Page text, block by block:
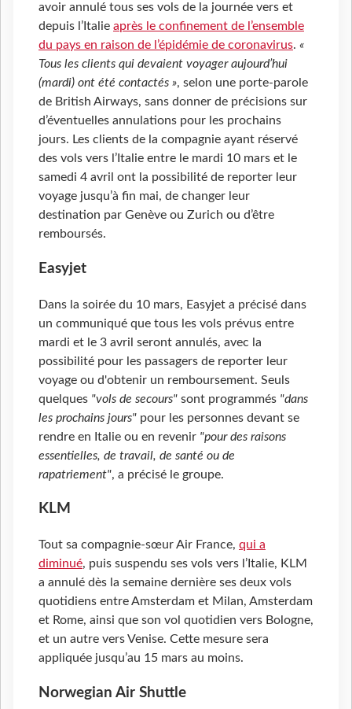
avoir annulé tous ses vols de la journée vers et
depuis l’Italie après le confinement de l’ensemble
du pays en raison de l’épidémie de coronavirus. «
Tous les clients qui devaient voyager aujourd’hui
(mardi) ont été contactés », selon une porte-parole
de British Airways, sans donner de précisions sur
d’éventuelles annulations pour les prochains
jours. Les clients de la compagnie ayant réservé
des vols vers l’Italie entre le mardi 10 mars et le
samedi 4 avril ont la possibilité de reporter leur
voyage jusqu’à fin mai, de changer leur
destination par Genève ou Zurich ou d’être
remboursés.
Easyjet
Dans la soirée du 10 mars, Easyjet a précisé dans
un communiqué que tous les vols prévus entre
mardi et le 3 avril seront annulés, avec la
possibilité pour les passagers de reporter leur
voyage ou d'obtenir un remboursement. Seuls
quelques "vols de secours" sont programmés "dans
les prochains jours" pour les personnes devant se
rendre en Italie ou en revenir "pour des raisons
essentielles, de travail, de santé ou de
rapatriement", a précisé le groupe.
KLM
Tout sa compagnie-sœur Air France, qui a
diminué, puis suspendu ses vols vers l’Italie, KLM
a annulé dès la semaine dernière ses deux vols
quotidiens entre Amsterdam et Milan, Amsterdam
et Rome, ainsi que son vol quotidien vers Bologne,
et un autre vers Venise. Cette mesure sera
appliquée jusqu’au 15 mars au moins.
Norwegian Air Shuttle